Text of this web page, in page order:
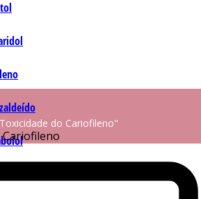
do Cariofileno"
Cariofileno